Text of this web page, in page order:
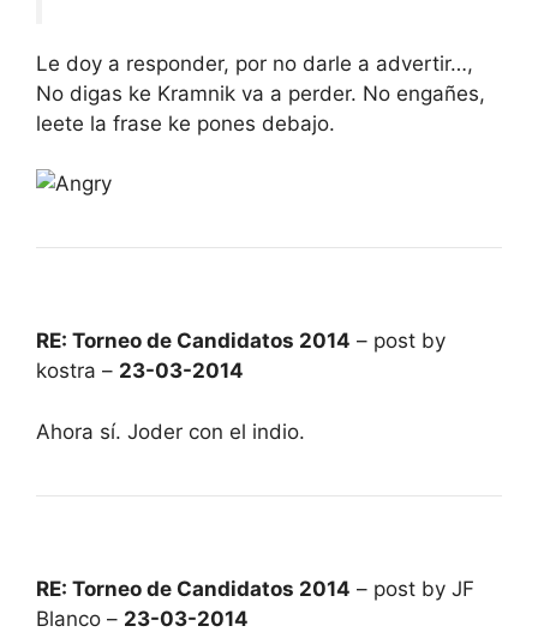
Le doy a responder, por no darle a advertir…,
No digas ke Kramnik va a perder. No engañes,
leete la frase ke pones debajo.
RE: Torneo de Candidatos 2014 – post by
kostra – 23-03-2014
Ahora sí. Joder con el indio.
RE: Torneo de Candidatos 2014 – post by JF
Blanco – 23-03-2014